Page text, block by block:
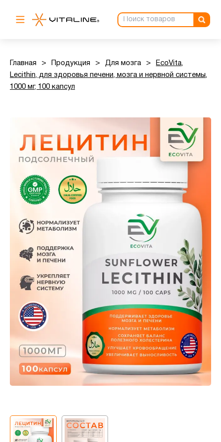
Главная > Продукция > Для мозга >
EcoVita,
Lecithin, для здоровья печени, мозга и нервной системы,
1000 мг, 100 капсул